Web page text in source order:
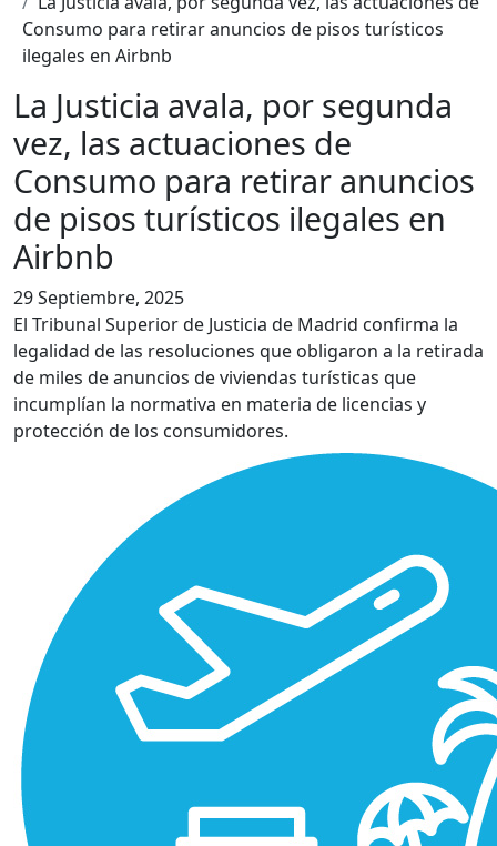
Consumo para retirar anuncios de pisos turísticos
ilegales en Airbnb
La Justicia avala, por segunda
vez, las actuaciones de
Consumo para retirar anuncios
de pisos turísticos ilegales en
Airbnb
29 Septiembre, 2025
El Tribunal Superior de Justicia de Madrid confirma la
legalidad de las resoluciones que obligaron a la retirada
de miles de anuncios de viviendas turísticas que
incumplían la normativa en materia de licencias y
protección de los consumidores.